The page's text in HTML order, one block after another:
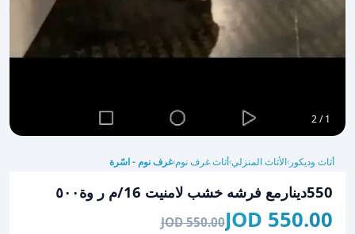
1 / 2
أثاث وديكور ›الأثاث المنزلي›أثاث غرف نوم›غرف نوم - اسّرة
550دينارمع فرشه خشب لامنيت 16/م ر وة٥٠٠
550.00 JOD
550.00 JOD